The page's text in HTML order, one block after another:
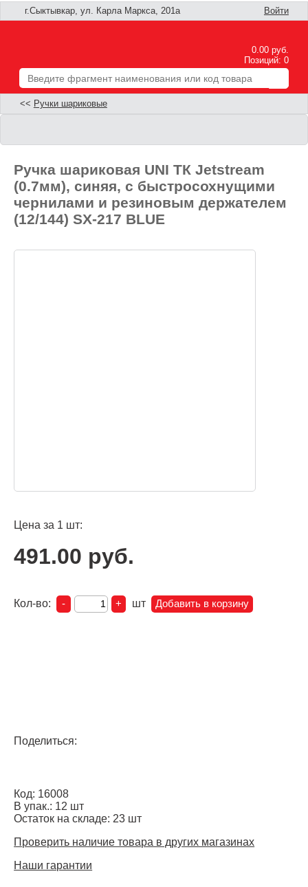
г.Сыктывкар, ул. Карла Маркса, 201а Войти
0.00 руб.
Позиций: 0
<< Ручки шариковые
Ручка шариковая UNI ТК Jetstream
(0.7мм), синяя, c быстросохнущими
чернилами и резиновым держателем
(12/144) SX-217 BLUE
Цена за 1 шт:
491.00 руб.
Кол-во: шт
Поделиться:
Код: 16008
В упак.: 12 шт
Остаток на складе: 23 шт
Проверить наличие товара в других магазинах
Наши гарантии